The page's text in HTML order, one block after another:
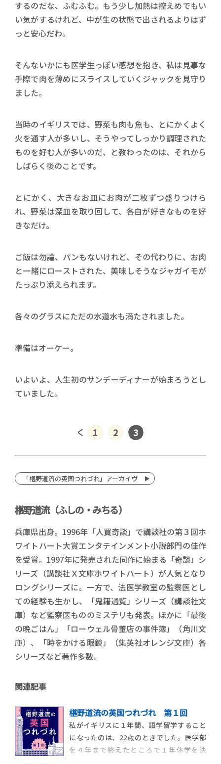
するのだな、ふむふむ。もう少し加熱は控えめでもい
い気がするけれど、中が生の状態で出されるよりはず
っと安心だわ。
そんないかにも医学生っぽい感想を抱き、私は見事な
手際で肉を薄めにスライスしていくジャックを見守り
ました。
当時のイギリスでは、野菜も肉も魚も、とにかくよく
火を通す人が多いし、そうやってしっかり調理された
ものを好む人が多いのだ、と教わったのは、それから
しばらく後のことです。
とにかく、大きなお皿にお肉が二枚ずつ盛りつけら
れ、野菜は深皿を取り回して、各自が好きなものを好
きなだけ。
ご飯は勿論、パンもないけれど、その代わりに、お肉
と一緒にローストされた、美味しそうなジャガイモが
たっぷり添えられます。
各々のグラスにただの水道水も満たされました。
準備はオーケー。
いよいよ、人生初のサンデーディナーが始まろうとし
ていました。
1 2 3
「椹野道流の英国つれづれ」アーカイヴ
椹野道流（ふしの・みちる）
兵庫県出身。1996年「人買奇談」で講談社の第３回ホ
ワイトハート大賞エンタテインメント小説部門の佳作
を受賞。1997年に発売された同作に始まる「奇談」シ
リーズ（講談社Ｘ文庫ホワイトハート）が人気となり
ロングシリーズに。一方で、法医学教室の監察医とし
ての経験も生かし、「鬼籍通覧」シリーズ（講談社文
庫）など監察医もののミステリも発表。ほかに「最後
の晩ごはん」「ローウェル骨董店の事件簿」（角川文
庫）、「時をかける眼鏡」（集英社オレンジ文庫）各
シリーズなど著作多数。
関連記事
椹野道流の英国つれづれ 第１回
私がイギリスに１年間、語学留学すること
になったのは、22歳のときでした。医学部
を４年まで終えたところで１年休学を決